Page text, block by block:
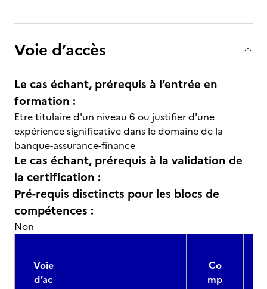
Voie d’accès
Le cas échant, prérequis à l’entrée en
formation :
Etre titulaire d'un niveau 6 ou justifier d'une
expérience significative dans le domaine de la
banque-assurance-finance
Le cas échant, prérequis à la validation de
la certification :
Pré-requis disctincts pour les blocs de
compétences :
Non
Voie
d’ac
Co
mp